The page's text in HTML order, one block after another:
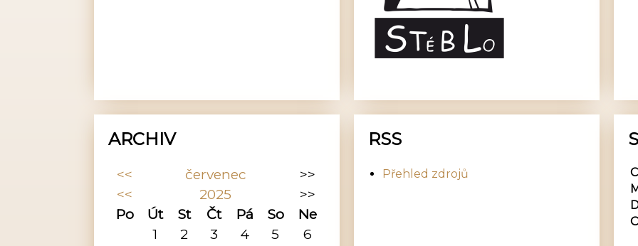
ARCHIV
<< červenec
>>
<<
2025
>>
Po
Út St Čt Pá So
Ne
1
2 3 4 5
6
RSS
Přehled zdrojů